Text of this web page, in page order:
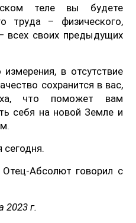
теле вы будете
труда – физического,
всех своих предыдущих
в отсутствие
сохранится в вас,
что поможет вам
себя на новой Земле и
Абсолют говорил с
2023 г.